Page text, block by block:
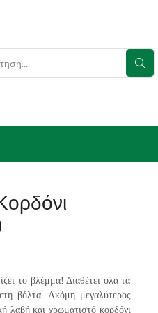
SEARCH
το βλέμμα! Διαθέτει όλα τα
βόλτα. Ακόμη μεγαλύτερος
λαβή και χρωματιστό κορδόνι